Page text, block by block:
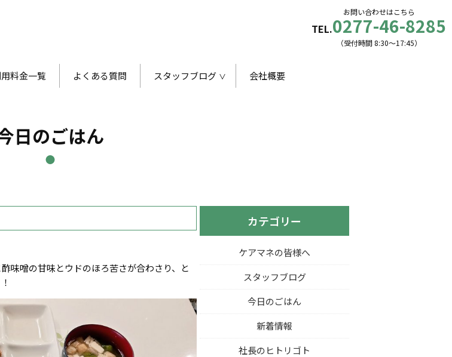
お問い合わせはこちら
TEL.0277-46-8285
（受付時間 8:30〜17:45）
料金一覧 よくある質問 スタッフブログ 会社概要
日のごはん
味噌の甘味とウドのほろ苦さが合わさり、と
カテゴリー
ケアマネの皆様へ
スタッフブログ
今日のごはん
新着情報
社長のヒトリゴト